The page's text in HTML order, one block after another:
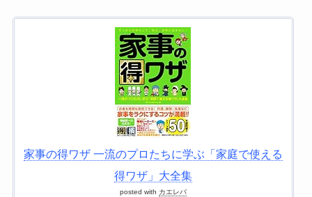
家事の得ワザ 一流のプロたちに学ぶ「家庭で使える
得ワザ」大全集
posted with カエレバ